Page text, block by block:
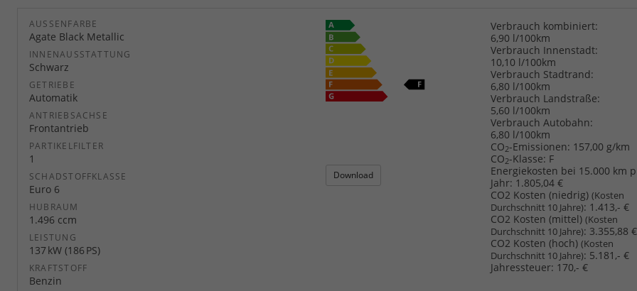
AUSSENFARBE
Agate Black Metallic
INNENAUSSTATTUNG
Schwarz
GETRIEBE
Automatik
ANTRIEBSACHSE
Frontantrieb
PARTIKELFILTER
1
SCHADSTOFFKLASSE
Euro 6
HUBRAUM
1.496 ccm
LEISTUNG
137 kW (186 PS)
KRAFTSTOFF
Benzin
Verbrauch kombiniert:
6,90 l/100km
Verbrauch Innenstadt:
10,10 l/100km
Verbrauch Stadtrand:
6,80 l/100km
Verbrauch Landstraße:
5,60 l/100km
Verbrauch Autobahn:
6,80 l/100km
CO2-Emissionen: 157,00 g/km
CO2-Klasse: F
Download
Energiekosten bei 15.000 km
Jahr: 1.805,04 €
CO2 Kosten (niedrig) (Kosten
Durchschnitt 10 Jahre): 1.413,- €
CO2 Kosten (mittel) (Kosten
Durchschnitt 10 Jahre): 3.355,88 €
CO2 Kosten (hoch) (Kosten
Durchschnitt 10 Jahre): 5.181,- €
Jahressteuer: 170,- €